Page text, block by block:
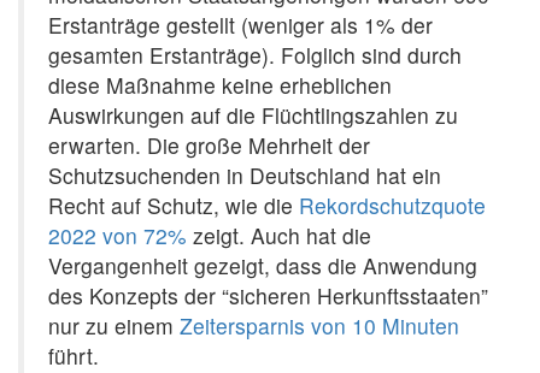
Erstanträge gestellt (weniger als 1% der
gesamten Erstanträge). Folglich sind durch
diese Maßnahme keine erheblichen
Auswirkungen auf die Flüchtlingszahlen zu
erwarten. Die große Mehrheit der
Schutzsuchenden in Deutschland hat ein
Recht auf Schutz, wie die Rekordschutzquote
2022 von 72% zeigt. Auch hat die
Vergangenheit gezeigt, dass die Anwendung
des Konzepts der “sicheren Herkunftsstaaten”
nur zu einem Zeitersparnis von 10 Minuten
führt.